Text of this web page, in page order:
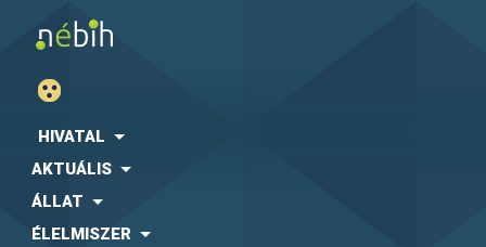
HIVATAL
AKTUÁLIS
ÁLLAT
ÉLELMISZER